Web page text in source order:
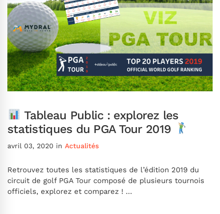
Tableau Public : explorez les
statistiques du PGA Tour 2019
avril 03, 2020 in Actualités
Retrouvez toutes les statistiques de l’édition 2019 du
circuit de golf PGA Tour composé de plusieurs tournois
officiels, explorez et comparez ! …